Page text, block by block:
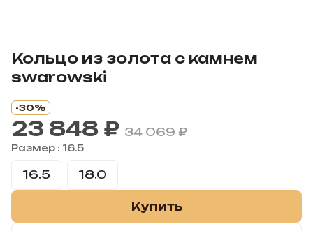
Кольцо из золота с камнем
swarowski
-30%
23 848 ₽ 34 069 ₽
Размер : 16.5
16.5 18.0
Купить